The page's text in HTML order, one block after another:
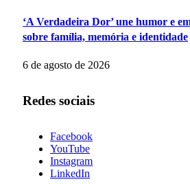
‘A Verdadeira Dor’ une humor e
sobre família, memória e identidade
6 de agosto de 2026
Redes sociais
Facebook
YouTube
Instagram
LinkedIn